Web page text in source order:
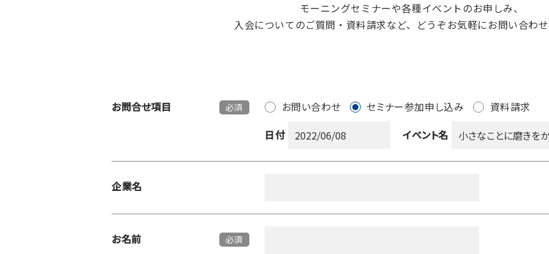
モーニングセミナーや各種イベントのお申しみ、
入会についてのご質問・資料請求など、 どうぞお気軽にお問い合わ
お問合せ項目 必須 お問い合わせ セミナー参加申し込み
資料請求
日付
イベント名
企業名
お名前 必須